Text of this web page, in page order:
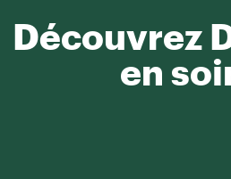
Découvrez
en